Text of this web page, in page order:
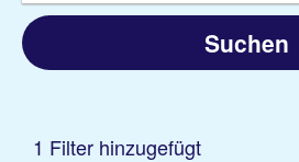
Suchen
1 Filter hinzugefügt